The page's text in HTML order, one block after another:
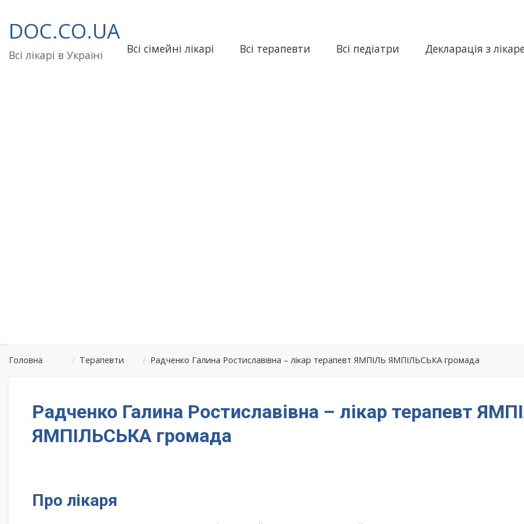
до
вмісту
DOC.CO.UA
Всі лікарі в Україні Всі сімейні лікарі Всі терапевти Всі педіатри Декларація з
Головна / Терапевти / Радченко Галина Ростиславівна – лікар терапевт ЯМПІЛЬ ЯМПІЛЬСЬКА громада
Радченко Галина Ростиславівна – лікар терапевт
ЯМПІЛЬСЬКА громада
Про лікаря